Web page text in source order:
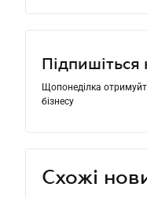
Підпишіться
Щопонеділка
бізнесу
Схожі